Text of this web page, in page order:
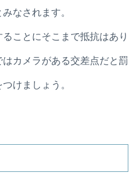
なされます。
ことにそこまで抵抗はあり
カメラがある交差点だと罰
けましょう。